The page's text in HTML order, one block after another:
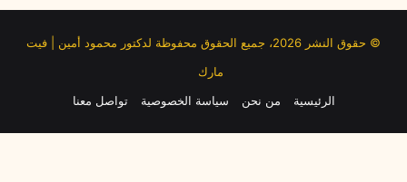
© حقوق النشر 2026، جميع الحقوق محفوظة لدكتور محمود أمين | فيت
مارك
الرئيسية
من نحن سياسة الخصوصية تواصل معنا